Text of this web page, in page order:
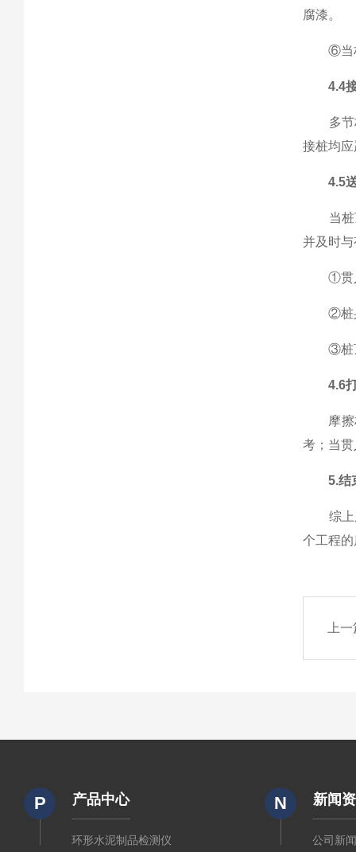
腐漆。
⑥当桩
4.4
多节桩
接桩均
4.5
当桩顶
并及时
①贯
②桩身
③桩顶
4.6
摩擦桩
考；当
5.结
综上所
个工程
上
P 产品中心
环形水泥制品检测仪
N 新闻
公司新